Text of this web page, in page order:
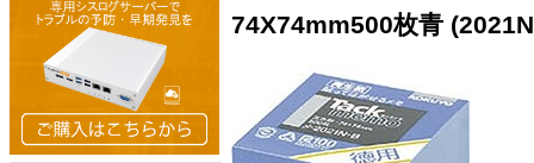
74X74mm500枚青